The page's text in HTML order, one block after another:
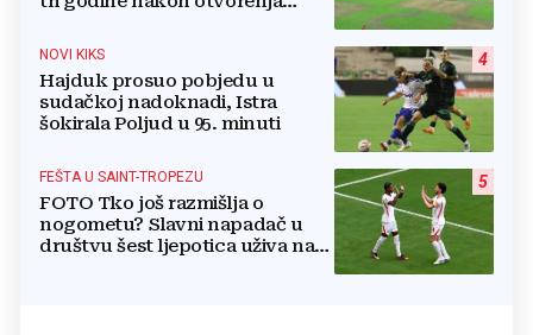
4
NOVI KIKS
Hajduk prosuo pobjedu u
sudačkoj nadoknadi, Istra
šokirala Poljud u 95. minuti
5
FEŠTA U SAINT-TROPEZU
FOTO Tko još razmišlja o
nogometu? Slavni napadač u
društvu šest ljepotica uživa na